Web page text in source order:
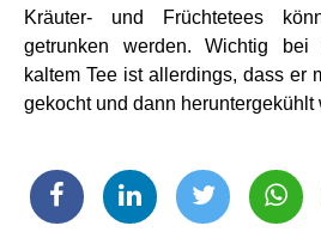
Kräuter- und Früchtetees
getrunken werden. Wichtig bei
kaltem Tee ist allerdings, dass er
gekocht und dann heruntergekühlt